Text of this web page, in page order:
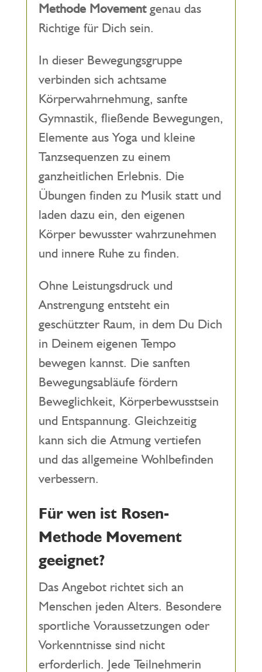
Methode Movementgenau das
Richtige für Dich sein.
In dieser Bewegungsgruppe
verbinden sich achtsame
Körperwahrnehmung, sanfte
Gymnastik, fließende Bewegungen,
Elemente aus Yoga und kleine
Tanzsequenzen zu einem
ganzheitlichen Erlebnis. Die
Übungen finden zu Musik statt und
laden dazu ein, den eigenen
Körper bewusster wahrzunehmen
und innere Ruhe zu finden.
Ohne Leistungsdruck und
Anstrengung entsteht ein
geschützter Raum, in dem Du Dich
in Deinem eigenen Tempo
bewegen kannst. Die sanften
Bewegungsabläufe fördern
Beweglichkeit, Körperbewusstsein
und Entspannung. Gleichzeitig
kann sich die Atmung vertiefen
und das allgemeine Wohlbefinden
verbessern.
Für wen ist Rosen-
Methode Movement
geeignet?
Das Angebot richtet sich an
Menschen jeden Alters. Besondere
sportliche Voraussetzungen oder
Vorkenntnisse sind nicht
erforderlich. Jede Teilnehmerin